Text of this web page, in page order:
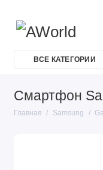
ВСЕ КАТЕГОРИИ
Смартфон
Главная Samsung